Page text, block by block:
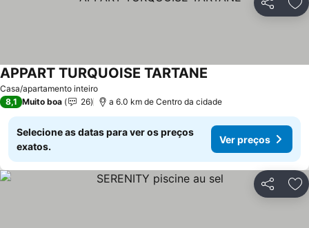
Partilhar
Casa/apartamento inteiro
APPART TURQUOISE TARTANE
8,1 Muito boa 26 a 6.0 km de Centro da cidade
Selecione as datas para ver os preços
exatos.
Ver preços
Partilhar